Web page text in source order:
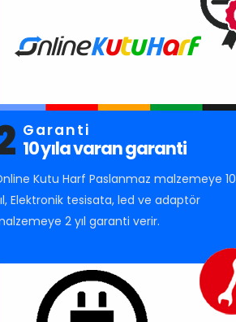
Garanti
10 yıla varan garanti
Kutu Harf Paslanmaz malzemeye 10
Elektronik tesisata, led ve adaptör
2 yıl garanti verir.